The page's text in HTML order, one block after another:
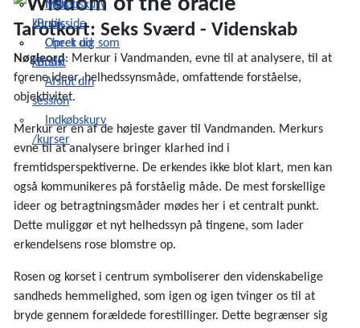
Indkøbskurv
/Butik
Check ud
/Butik
Min
kursusside
Opret dig som
kursist
Afslut din
session
Indkøbskurv
/kurser
Tarotkort: Seks Sværd - Videnskab
Nøgleord: Merkur i Vandmanden, evne til at analysere, til at
forene ideer, helhedssynsmåde, omfattende forståelse,
objektivitet.
Merkur er en af de højeste gaver til Vandmanden. Merkurs
evne til at analysere bringer klarhed ind i
fremtidsperspektiverne. De erkendes ikke blot klart, men kan
også kommunikeres på forståelig måde. De mest forskellige
ideer og betragtningsmåder mødes her i et centralt punkt.
Dette muliggør et nyt helhedssyn på tingene, som lader
erkendelsens rose blomstre op.
Rosen og korset i centrum symboliserer den videnskabelige
sandheds hemmelighed, som igen og igen tvinger os til at
bryde gennem forældede forestillinger. Dette begrænser sig